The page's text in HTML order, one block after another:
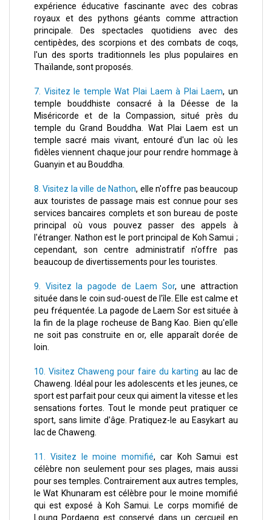
expérience éducative fascinante avec des cobras
royaux et des pythons géants comme attraction
principale. Des spectacles quotidiens avec des
centipèdes, des scorpions et des combats de coqs,
l'un des sports traditionnels les plus populaires en
Thaïlande, sont proposés.
7. Visitez le temple Wat Plai Laem à Plai Laem, un
temple bouddhiste consacré à la Déesse de la
Miséricorde et de la Compassion, situé près du
temple du Grand Bouddha. Wat Plai Laem est un
temple sacré mais vivant, entouré d'un lac où les
fidèles viennent chaque jour pour rendre hommage à
Guanyin et au Bouddha.
8. Visitez la ville de Nathon, elle n'offre pas beaucoup
aux touristes de passage mais est connue pour ses
services bancaires complets et son bureau de poste
principal où vous pouvez passer des appels à
l'étranger. Nathon est le port principal de Koh Samui ;
cependant, son centre administratif n'offre pas
beaucoup de divertissements pour les touristes.
9. Visitez la pagode de Laem Sor, une attraction
située dans le coin sud-ouest de l'île. Elle est calme et
peu fréquentée. La pagode de Laem Sor est située à
la fin de la plage rocheuse de Bang Kao. Bien qu'elle
ne soit pas construite en or, elle apparaît dorée de
loin.
10. Visitez Chaweng pour faire du karting au lac de
Chaweng. Idéal pour les adolescents et les jeunes, ce
sport est parfait pour ceux qui aiment la vitesse et les
sensations fortes. Tout le monde peut pratiquer ce
sport, sans limite d'âge. Pratiquez-le au Easykart au
lac de Chaweng.
11. Visitez le moine momifié, car Koh Samui est
célèbre non seulement pour ses plages, mais aussi
pour ses temples. Contrairement aux autres temples,
le Wat Khunaram est célèbre pour le moine momifié
qui est exposé à Koh Samui. Le corps momifié de
Loung Pordaeng est conservé dans un cercueil en